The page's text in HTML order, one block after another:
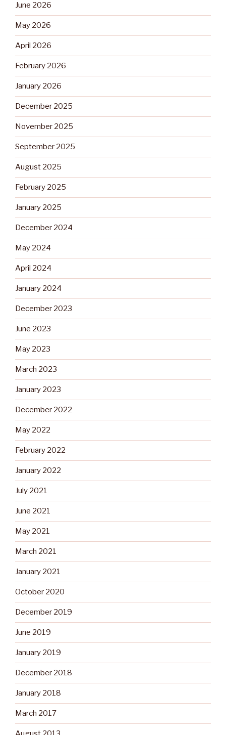
June 2026
May 2026
April 2026
February 2026
January 2026
December 2025
November 2025
September 2025
August 2025
February 2025
January 2025
December 2024
May 2024
April 2024
January 2024
December 2023
June 2023
May 2023
March 2023
January 2023
December 2022
May 2022
February 2022
January 2022
July 2021
June 2021
May 2021
March 2021
January 2021
October 2020
December 2019
June 2019
January 2019
December 2018
January 2018
March 2017